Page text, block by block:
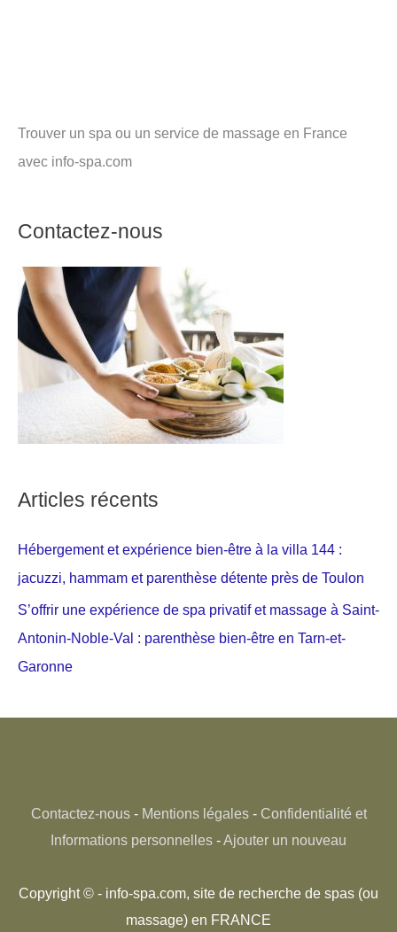
Trouver un spa ou un service de massage en France
avec info-spa.com
Contactez-nous
Articles récents
Hébergement et expérience bien-être à la villa 144 :
jacuzzi, hammam et parenthèse détente près de Toulon
S’offrir une expérience de spa privatif et massage à Saint-
Antonin-Noble-Val : parenthèse bien-être en Tarn-et-
Garonne
Contactez-nous- Mentions légales- Confidentialité et
Informations personnelles -Ajouter un nouveau
Copyright © - info-spa.com, site de recherche de spas (ou
massage) en FRANCE